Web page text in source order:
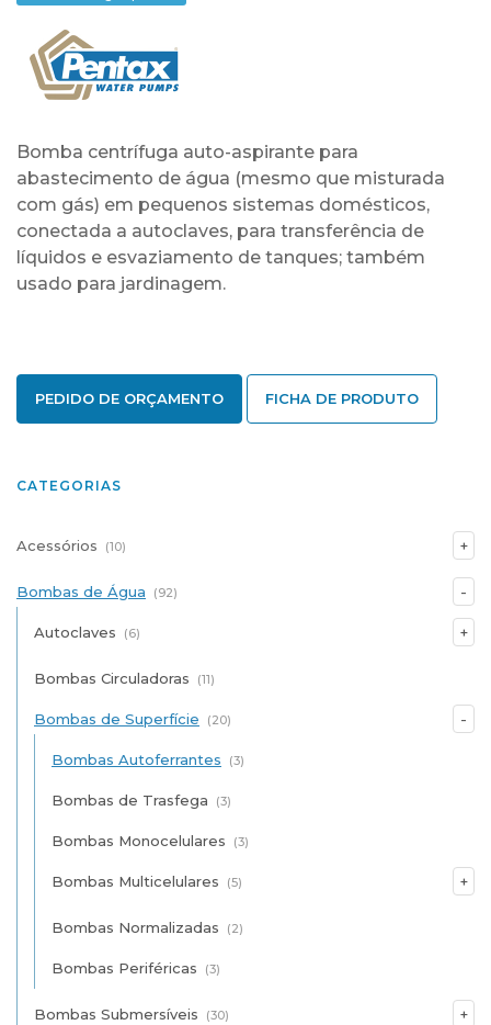
Bomba centrífuga auto-aspirante para
abastecimento de água (mesmo que misturada
com gás) em pequenos sistemas domésticos,
conectada a autoclaves, para transferência de
líquidos e esvaziamento de tanques; também
usado para jardinagem.
PEDIDO DE ORÇAMENTO FICHA DE PRODUTO
CATEGORIAS
Acessórios (10)
Bombas de Água (92)
Autoclaves (6)
Bombas Circuladoras (11)
Bombas de Superfície (20)
Bombas Autoferrantes (3)
Bombas de Trasfega (3)
Bombas Monocelulares (3)
Bombas Multicelulares (5)
Bombas Normalizadas (2)
Bombas Periféricas (3)
Bombas Submersíveis (30)